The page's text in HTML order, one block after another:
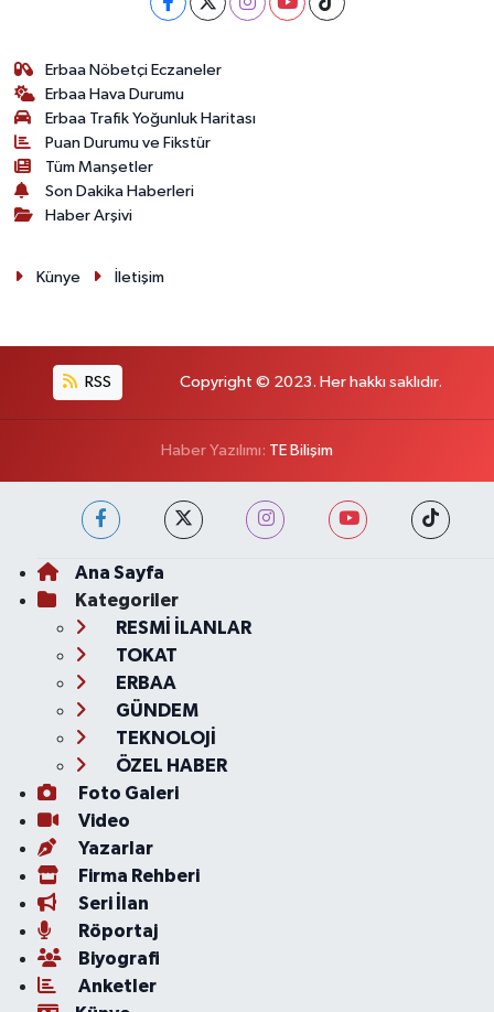
Erbaa Nöbetçi Eczaneler
Erbaa Hava Durumu
Erbaa Trafik Yoğunluk Haritası
Puan Durumu ve Fikstür
Tüm Manşetler
Son Dakika Haberleri
Haber Arşivi
Künye İletişim
RSS Copyright © 2023. Her hakkı saklıdır.
Haber Yazılımı: TE Bilişim
Ana Sayfa
Kategoriler
RESMİ İLANLAR
TOKAT
ERBAA
GÜNDEM
TEKNOLOJİ
ÖZEL HABER
Foto Galeri
Video
Yazarlar
Firma Rehberi
Seri İlan
Röportaj
Biyografi
Anketler